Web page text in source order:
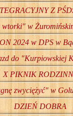
Z
wtorki" w
2024 w DPS w
do "Kurpiowskiej
X PIKNIK
zwyciężyć" w
DZIEŃ DOBRA